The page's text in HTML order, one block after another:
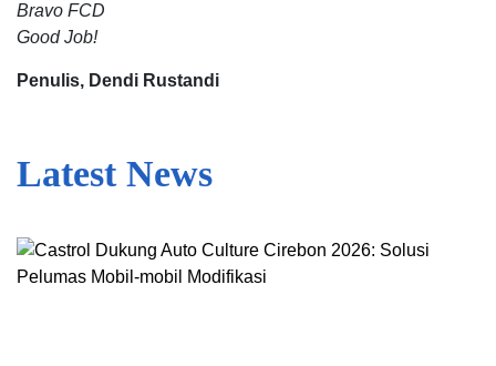
Bravo FCD
Good Job!
Penulis, Dendi Rustandi
Latest News